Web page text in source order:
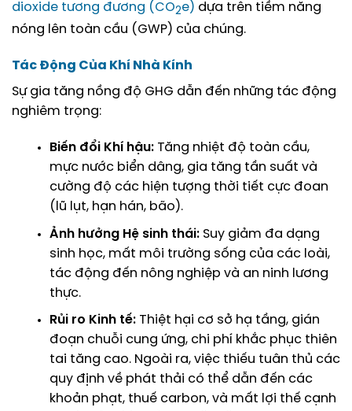
dioxide tương đương (CO2e) dựa trên tiềm năng
nóng lên toàn cầu (GWP) của chúng.
Tác Động Của Khí Nhà Kính
Sự gia tăng nồng độ GHG dẫn đến những tác động
nghiêm trọng:
Biến đổi Khí hậu: Tăng nhiệt độ toàn cầu,
mực nước biển dâng, gia tăng tần suất và
cường độ các hiện tượng thời tiết cực đoan
(lũ lụt, hạn hán, bão).
Ảnh hưởng Hệ sinh thái: Suy giảm đa dạng
sinh học, mất môi trường sống của các loài,
tác động đến nông nghiệp và an ninh lương
thực.
Rủi ro Kinh tế: Thiệt hại cơ sở hạ tầng, gián
đoạn chuỗi cung ứng, chi phí khắc phục thiên
tai tăng cao. Ngoài ra, việc thiếu tuân thủ các
quy định về phát thải có thể dẫn đến các
khoản phạt, thuế carbon, và mất lợi thế cạnh